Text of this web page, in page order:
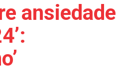
ansiedade